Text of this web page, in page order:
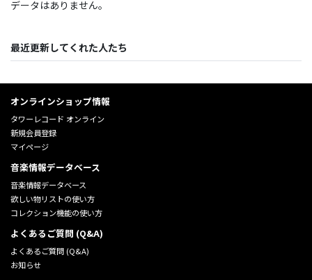
データはありません。
最近更新してくれた人たち
オンラインショップ情報
タワーレコード オンライン
新規会員登録
マイページ
音楽情報データベース
音楽情報データベース
欲しい物リストの使い方
コレクション機能の使い方
よくあるご質問 (Q&A)
よくあるご質問 (Q&A)
お知らせ